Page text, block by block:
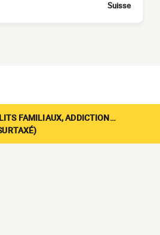
Suisse
FAMILIAUX, ADDICTION…